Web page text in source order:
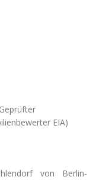
EIA)
von Berlin-